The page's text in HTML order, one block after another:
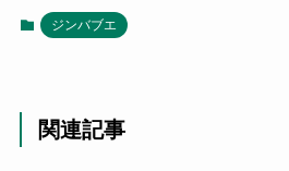
ジンバブエ
関連記事